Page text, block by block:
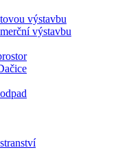
výstavbu
výstavbu